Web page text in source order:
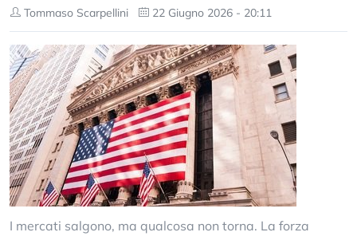
Tommaso Scarpellini 22 Giugno 2026 - 20:11
I mercati salgono, ma qualcosa non torna. La forza